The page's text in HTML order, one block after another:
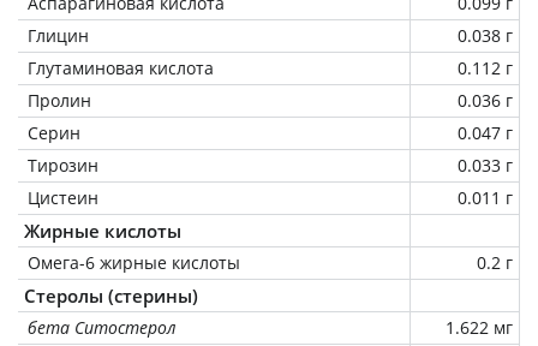
Глицин
0.038 г
Глутаминовая кислота
0.112 г
Пролин
0.036 г
Серин
0.047 г
Тирозин
0.033 г
Цистеин
0.011 г
Жирные кислоты
Омега-6 жирные кислоты 0.2 г
Стеролы (стерины)
бета Ситостерол 1.622 мг